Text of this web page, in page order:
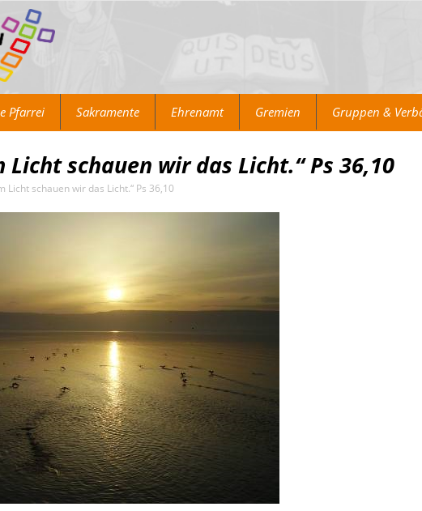
Pfarrei Sakramente Ehrenamt Gremien Gruppen &
Licht schauen wir das Licht.“ Ps 36,10
Licht schauen wir das Licht.“ Ps 36,10